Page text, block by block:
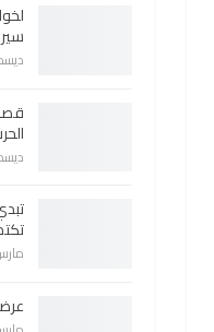
ديسمبر
ديسمبر
مارس 23,